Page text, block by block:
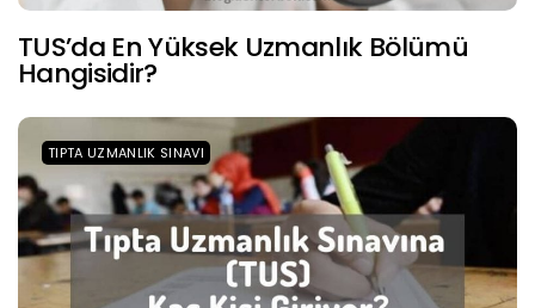
TUS’da En Yüksek Uzmanlık Bölümü
Hangisidir?
TIPTA UZMANLIK SINAVI